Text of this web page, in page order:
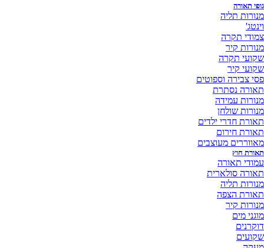
גופי תאורה
מנורות תליה
וינטג'
צמודי תקרה
מנורות קיר
שקועי תקרה
שקועי קיר
פסי צבירה וספוטים
תאורה נסתרת
מנורות עמידה
מנורות שולחן
תאורת חדרי ילדים
תאורת חירום
מאווררים מעוצבים
תאורת חוץ
עמודי תאורה
תאורה סולארית
מנורות תליה
תאורת הצפה
מנורות קיר
מוגני מים
דוקרנים
שקועים